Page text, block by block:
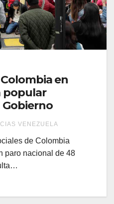
en
popular
VENEZUELA
de Colombia
paro nacional de 48